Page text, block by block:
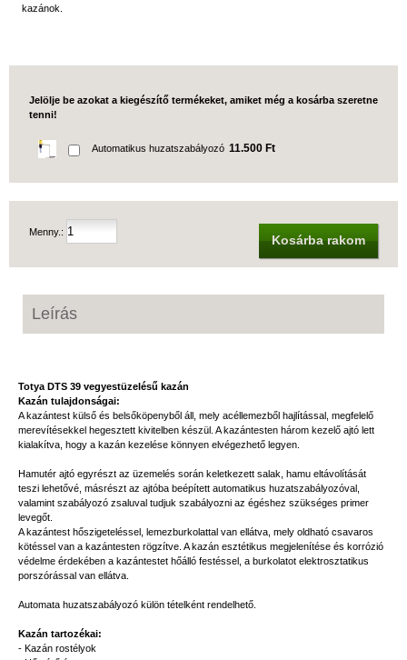
kazánok.
Jelölje be azokat a kiegészítő termékeket, amiket még a kosárba szeretne
tenni!
Automatikus huzatszabályozó 11.500 Ft
Menny.:
Kosárba rakom
Leírás
Totya DTS 39 vegyestüzelésű kazán
Kazán tulajdonságai:
A kazántest külső és belsőköpenyből áll, mely acéllemezből hajlítással, megfelelő
merevítésekkel hegesztett kivitelben készül. A kazántesten három kezelő ajtó lett
kialakítva, hogy a kazán kezelése könnyen elvégezhető legyen.
Hamutér ajtó egyrészt az üzemelés során keletkezett salak, hamu eltávolítását
teszi lehetővé, másrészt az ajtóba beépített automatikus huzatszabályozóval,
valamint szabályozó zsaluval tudjuk szabályozni az égéshez szükséges primer
levegőt.
A kazántest hőszigeteléssel, lemezburkolattal van ellátva, mely oldható csavaros
kötéssel van a kazántesten rögzítve. A kazán esztétikus megjelenítése és korrózió
védelme érdekében a kazántestet hőálló festéssel, a burkolatot elektrosztatikus
porszórással van ellátva.
Automata huzatszabályozó külön tételként rendelhető.
Kazán tartozékai:
- Kazán rostélyok